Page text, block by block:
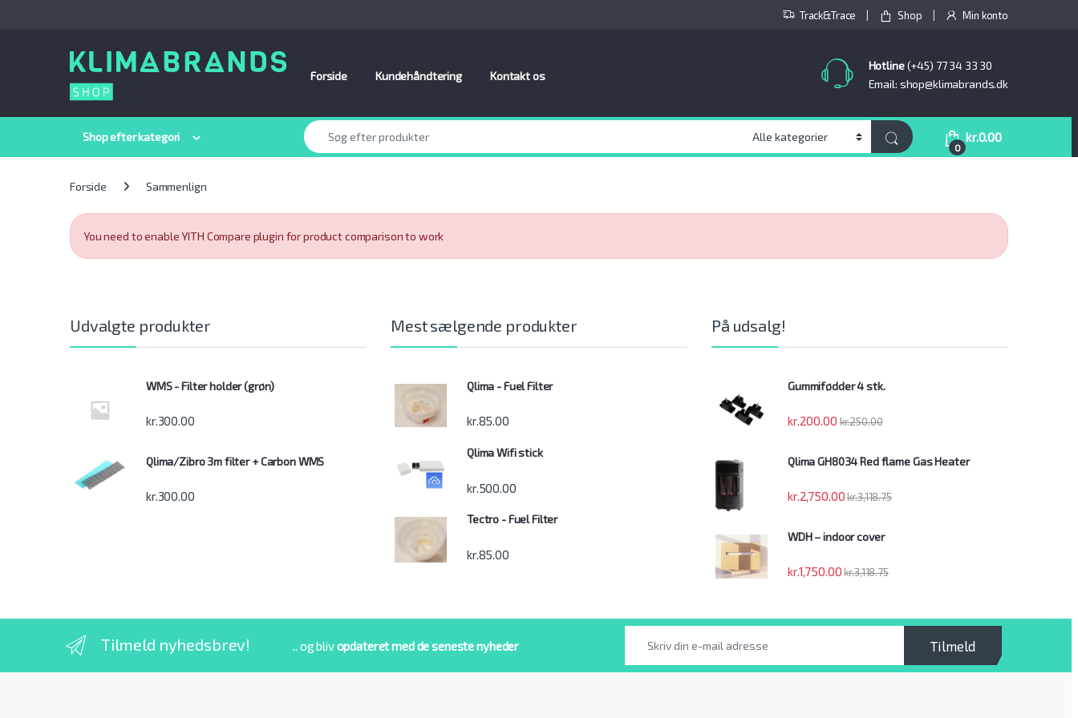
Track&Trace Shop Min konto
Forside Kundehåndtering Kontakt os
Hotline(+45) 77 34 33 30
Email: shop@klimabrands.dk
Shop efter kategori
Søge efter:
0
kr.0.00
Forside Sammenlign
You need to enable YITH Compare plugin for product comparison to work
Udvalgte produkter
WMS - Filter holder (grøn)
kr.300.00
Qlima/Zibro 3m filter + Carbon WMS
kr.300.00
Mest sælgende produkter
Qlima - Fuel Filter
kr.85.00
Qlima Wifi stick
kr.500.00
Tectro - Fuel Filter
kr.85.00
På udsalg!
Gummifødder 4 stk.
kr.200.00 kr.250.00
Qlima GH8034 Red flame Gas Heater
kr.2,750.00 kr.3,118.75
WDH – indoor cover
kr.1,750.00 kr.3,118.75
Tilmeld nyhedsbrev! .. og blivopdateret med de seneste nyheder Tilmeld